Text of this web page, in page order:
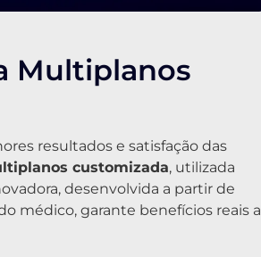
Multiplanos
resultados e satisfação das
customizada, utilizada
desenvolvida a partir de
médico, garante benefícios reais a